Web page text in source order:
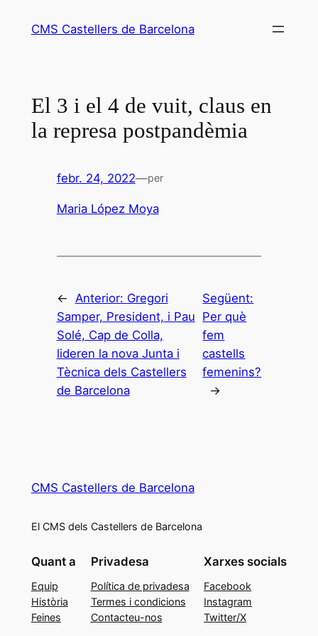
CMS Castellers de Barcelona
El 3 i el 4 de vuit, claus en
la represa postpandèmia
febr. 24, 2022—per
Maria López Moya
← Anterior: Gregori
Samper, President, i Pau
Solé, Cap de Colla,
lideren la nova Junta i
Tècnica dels Castellers
de Barcelona
Següent:
Per què
fem
castells
femenins?
→
CMS Castellers de Barcelona
El CMS dels Castellers de Barcelona
Quant a
Equip
Història
Feines
Privadesa
Política de privadesa
Termes i condicions
Contacteu-nos
Xarxes socials
Facebook
Instagram
Twitter/X